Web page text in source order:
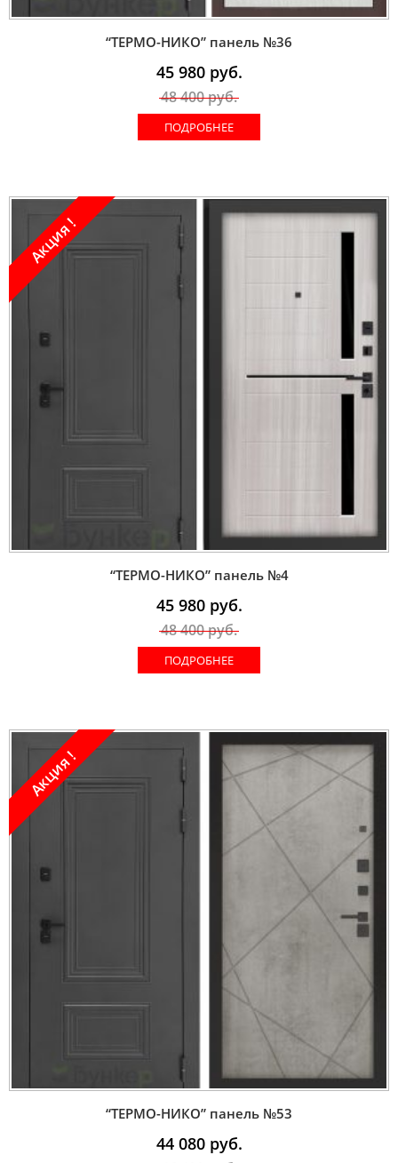
“ТЕРМО-НИКО” панель №36
45 980руб.
48 400руб.
ПОДРОБНЕЕ
Акция !
“ТЕРМО-НИКО” панель №4
45 980руб.
48 400руб.
ПОДРОБНЕЕ
Акция !
“ТЕРМО-НИКО” панель №53
44 080руб.